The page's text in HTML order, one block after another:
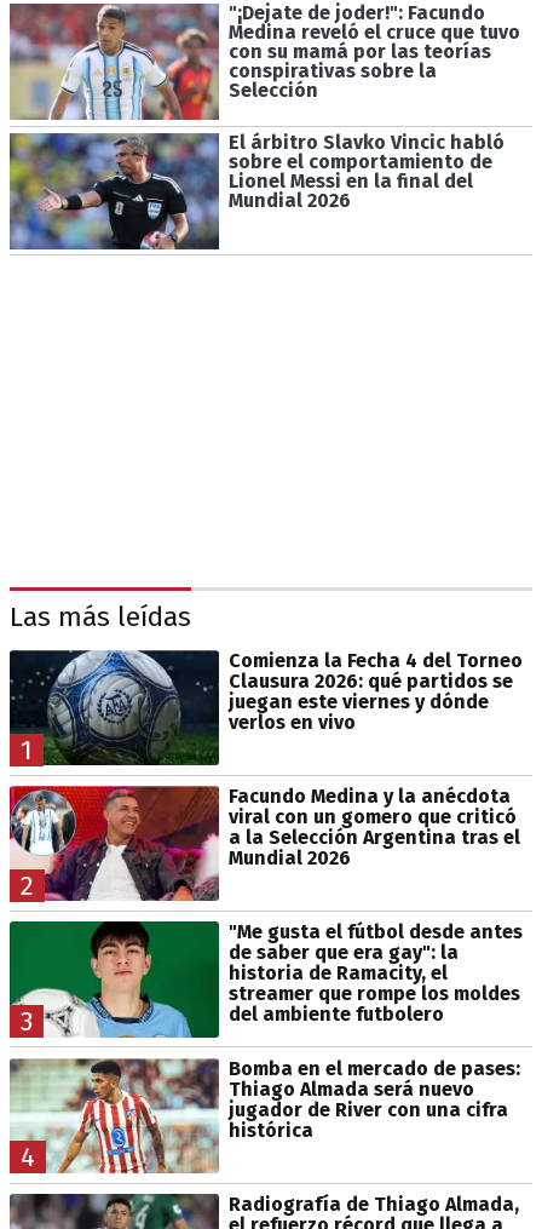
"¡Dejate de joder!": Facundo
Medina reveló el cruce que tuvo
con su mamá por las teorías
conspirativas sobre la
Selección
El árbitro Slavko Vincic habló
sobre el comportamiento de
Lionel Messi en la final del
Mundial 2026
Las más leídas
1
Comienza la Fecha 4 del Torneo
Clausura 2026: qué partidos se
juegan este viernes y dónde
verlos en vivo
2
Facundo Medina y la anécdota
viral con un gomero que criticó
a la Selección Argentina tras el
Mundial 2026
3
"Me gusta el fútbol desde antes
de saber que era gay": la
historia de Ramacity, el
streamer que rompe los moldes
del ambiente futbolero
4
Bomba en el mercado de pases:
Thiago Almada será nuevo
jugador de River con una cifra
histórica
Radiografía de Thiago Almada,
el refuerzo récord que llega a